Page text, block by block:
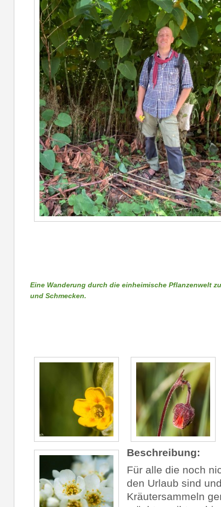
Eine Wanderung durch die einheimische Pflanzenwelt
und Schmecken.
Beschreibung:
Für alle die noch
den Urlaub sind
Kräutersammeln